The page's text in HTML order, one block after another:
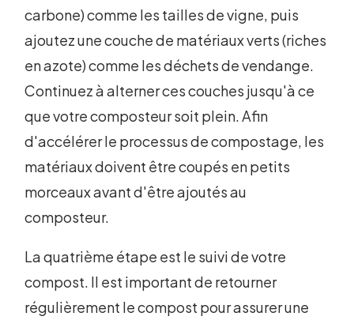
carbone) comme les tailles de vigne, puis
ajoutez une couche de matériaux verts (riches
en azote) comme les déchets de vendange.
Continuez à alterner ces couches jusqu'à ce
que votre composteur soit plein. Afin
d'accélérer le processus de compostage, les
matériaux doivent être coupés en petits
morceaux avant d'être ajoutés au
composteur.
La quatrième étape est le suivi de votre
compost. Il est important de retourner
régulièrement le compost pour assurer une